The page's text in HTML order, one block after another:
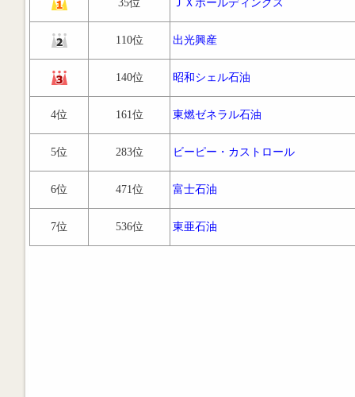
35位 ＪＸホールディングス
110位 出光興産
140位 昭和シェル石油
4位 161位 東燃ゼネラル石油
5位 283位 ビーピー・カストロール
6位 471位 富士石油
7位 536位 東亜石油